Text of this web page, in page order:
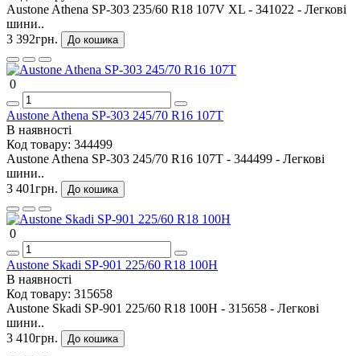
Austone Athena SP-303 235/60 R18 107V XL - 341022 - Легкові
шини..
3 392грн.
До кошика
0
Austone Athena SP-303 245/70 R16 107T
В наявності
Код товару: 344499
Austone Athena SP-303 245/70 R16 107T - 344499 - Легкові
шини..
3 401грн.
До кошика
0
Austone Skadi SP-901 225/60 R18 100H
В наявності
Код товару: 315658
Austone Skadi SP-901 225/60 R18 100H - 315658 - Легкові
шини..
3 410грн.
До кошика